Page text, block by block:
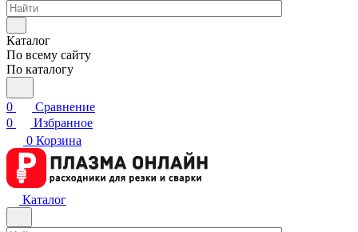
Каталог
По всему сайту
По каталогу
0
Сравнение
0
Избранное
0 Корзина
Каталог